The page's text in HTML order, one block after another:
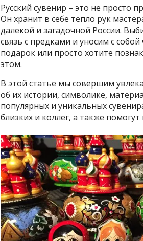
Русский сувенир – это не просто
Он хранит в себе тепло рук
далекой и загадочной России.
связь с предками и уносим с
подарок или просто хотите
этом.
В этой статье мы совершим
об их истории, символике,
популярных и уникальных
близких и коллег, а также